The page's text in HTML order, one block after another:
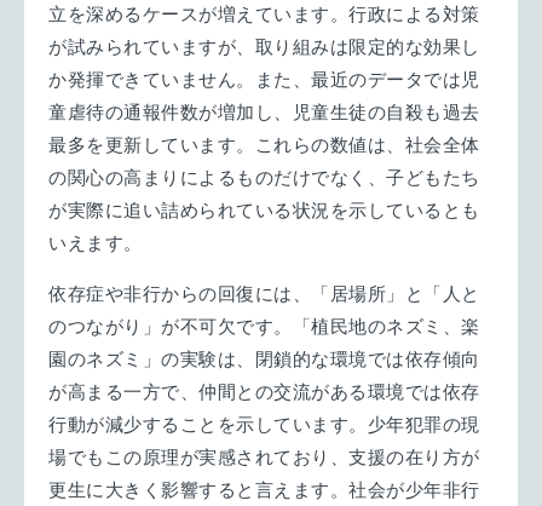
立を深めるケースが増えています。行政による対策
が試みられていますが、取り組みは限定的な効果し
か発揮できていません。また、最近のデータでは児
童虐待の通報件数が増加し、児童生徒の自殺も過去
最多を更新しています。これらの数値は、社会全体
の関心の高まりによるものだけでなく、子どもたち
が実際に追い詰められている状況を示しているとも
いえます。
依存症や非行からの回復には、「居場所」と「人と
のつながり」が不可欠です。「植民地のネズミ、楽
園のネズミ」の実験は、閉鎖的な環境では依存傾向
が高まる一方で、仲間との交流がある環境では依存
行動が減少することを示しています。少年犯罪の現
場でもこの原理が実感されており、支援の在り方が
更生に大きく影響すると言えます。社会が少年非行